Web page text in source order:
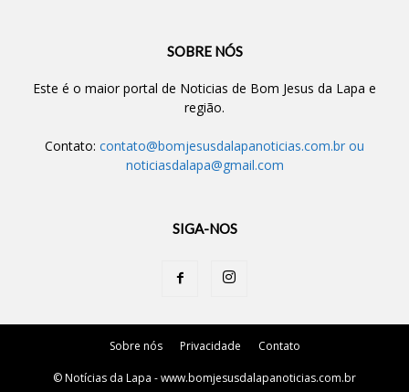
SOBRE NÓS
Este é o maior portal de Noticias de Bom Jesus da Lapa e
região.
Contato: contato@bomjesusdalapanoticias.com.br ou
noticiasdalapa@gmail.com
SIGA-NOS
Sobre nós Privacidade Contato
© Notícias da Lapa - www.bomjesusdalapanoticias.com.br